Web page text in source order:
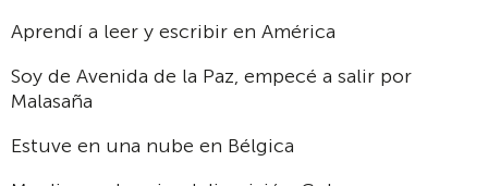
Aprendí a leer y escribir en América
Soy de Avenida de la Paz, empecé a salir por
Malasaña
Estuve en una nube en Bélgica